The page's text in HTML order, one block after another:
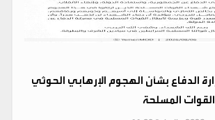
الدفاع بشأن الهجوم الإرهابي الحوثي
المسلحة